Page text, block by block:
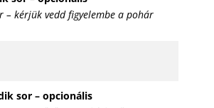
– kérjük vedd figyelembe a pohár
sor – opcionális